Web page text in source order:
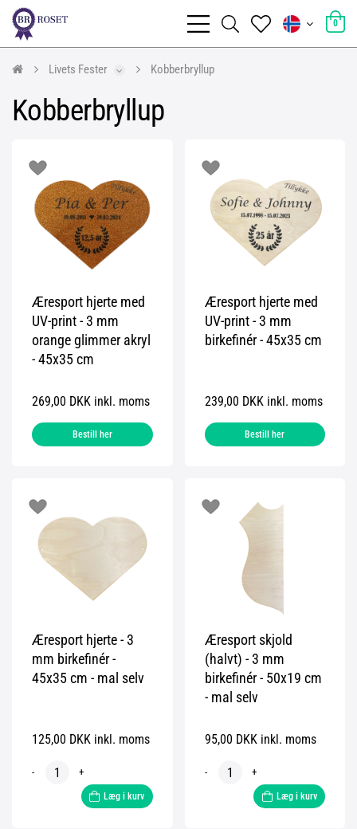
0
Livets Fester Kobberbryllup
Kobberbryllup
Æresport hjerte med
UV-print - 3 mm
orange glimmer akryl
- 45x35 cm
269,00 DKK inkl. moms
Bestill her
Æresport hjerte med
UV-print - 3 mm
birkefinér - 45x35 cm
239,00 DKK inkl. moms
Bestill her
Æresport hjerte - 3
mm birkefinér -
45x35 cm - mal selv
125,00 DKK inkl. moms
- +
Læg i kurv
Æresport skjold
(halvt) - 3 mm
birkefinér - 50x19 cm
- mal selv
95,00 DKK inkl. moms
- +
Læg i kurv